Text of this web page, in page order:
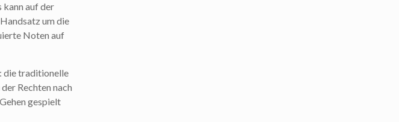
kann auf der
um die
Noten auf
: die traditionelle
Rechten nach
gespielt